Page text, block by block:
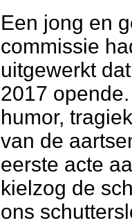
Een jong en
commissie
uitgewerkt
2017
humor,
van de
eerste acte
kielzog de
ons